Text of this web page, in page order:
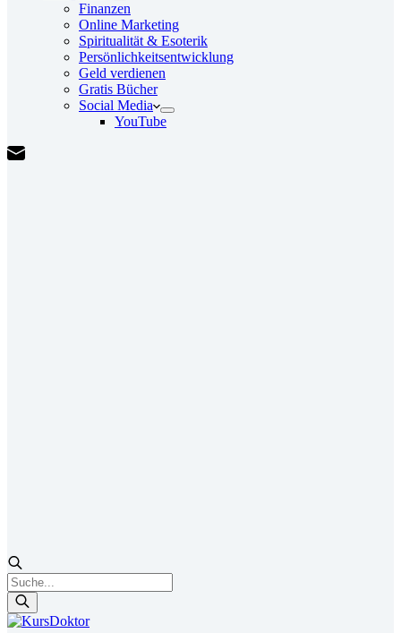
Finanzen
Online Marketing
Spiritualität & Esoterik
Persönlichkeitsentwicklung
Geld verdienen
Gratis Bücher
Social Media
YouTube
Products
search